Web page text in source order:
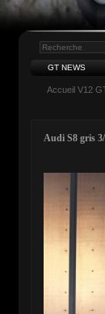
GT NEWS
Accueil V12
Audi S8 gris